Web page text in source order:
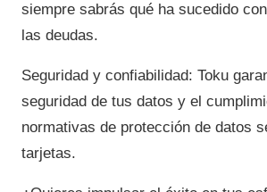
siempre sabrás qué ha sucedido
las deudas.
Seguridad y confiabilidad: Toku
seguridad de tus datos y el
normativas de protección de datos
tarjetas.